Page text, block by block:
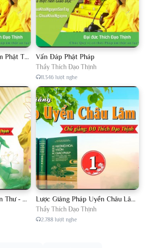
Giảng Giải Bộ Luận Niệm Phật Thập Yếu Năm 2018 Vấn Đáp Phật Pháp
Thầy Thích Đạo Thịnh
11.346 lượt nghe
Lược giảng về An Sĩ Toàn Thư - Chủ giảng Đại Đức Thích Đạo Thịnh Lược Giảng Pháp Uyển Châu Lâm, Chủ giảng Đại Đức Thích Đạo Thịnh
Thầy Thích Đạo Thịnh
2.788 lượt nghe